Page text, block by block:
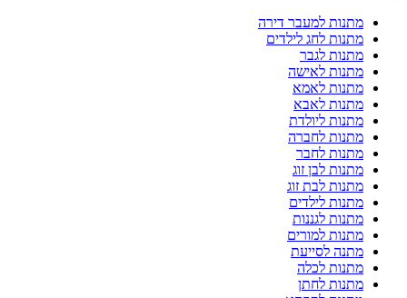
מתנות למעבר דירה
מתנות לחג לילדים
מתנות לגבר
מתנות לאישה
מתנות לאמא
מתנות לאבא
מתנות ליולדת
מתנות לחברה
מתנות לחבר
מתנות לבן זוג
מתנות לבת זוג
מתנות לילדים
מתנות לגננות
מתנות למורים
מתנה לסייעת
מתנות לכלה
מתנות לחתן